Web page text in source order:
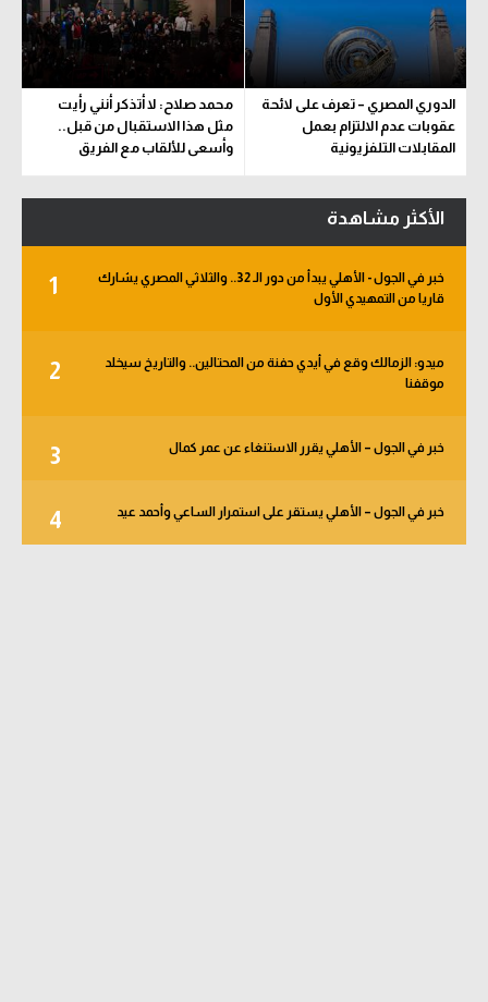
الدوري المصري – تعرف على لائحة
عقوبات عدم الالتزام بعمل
المقابلات التلفزيونية
محمد صلاح: لا أتذكر أنني رأيت
مثل هذا الاستقبال من قبل..
وأسعى للألقاب مع الفريق
الأكثر مشاهدة
1
خبر في الجول - الأهلي يبدأ من دور الـ 32.. والثلاثي المصري يشارك
قاريا من التمهيدي الأول
2
ميدو: الزمالك وقع في أيدي حفنة من المحتالين.. والتاريخ سيخلد
موقفنا
3 خبر في الجول – الأهلي يقرر الاستنغاء عن عمر كمال
4 خبر في الجول – الأهلي يستقر على استمرار الساعي وأحمد عيد